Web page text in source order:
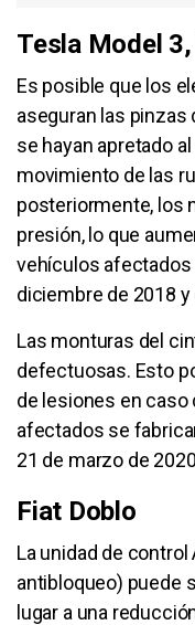
Tesla Model
Es posible que los
aseguran las
se hayan apretado
movimiento de las
posteriormente, los
presión, lo que
vehículos afectados
diciembre de 2018 y
Las monturas del
defectuosas. Esto
de lesiones en
afectados se
21 de marzo de
Fiat Doblo
La unidad de
antibloqueo) puede
lugar a una